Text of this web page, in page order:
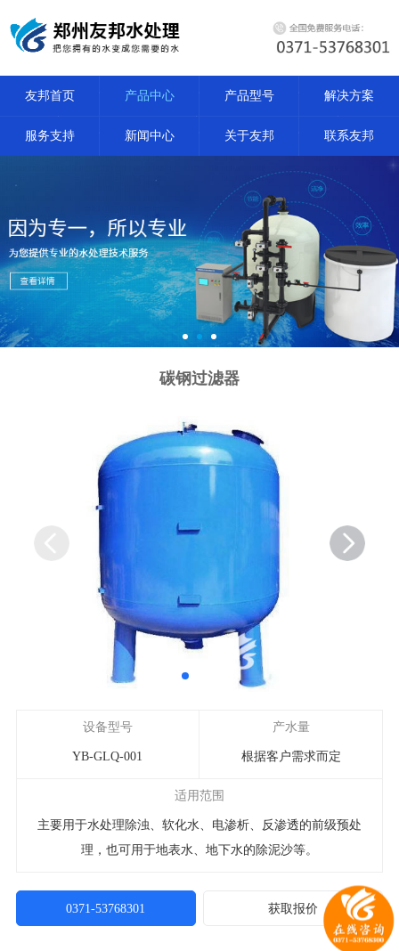
友邦首页 产品中心 产品型号 解决方案
服务支持 新闻中心 关于友邦 联系友邦
碳钢过滤器
设备型号
YB-GLQ-001
产水量
根据客户需求而定
适用范围
主要用于水处理除浊、软化水、电渗析、反渗透的前级预处
理，也可用于地表水、地下水的除泥沙等。
0371-53768301 获取报价